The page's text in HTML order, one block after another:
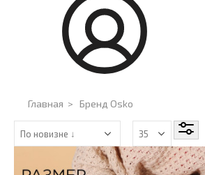
Главная > Бренд Osko